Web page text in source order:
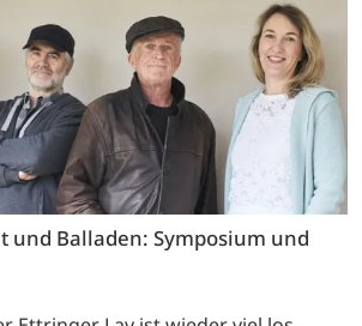
und Balladen: Symposium und